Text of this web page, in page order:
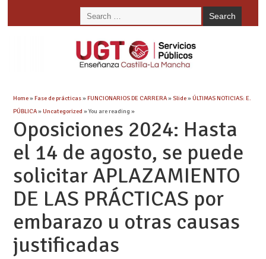
Home»Fase de prácticas»FUNCIONARIOS DE CARRERA»Slide»ÚLTIMAS NOTICIAS: E.
PÚBLICA»Uncategorized » You are reading »
Oposiciones 2024: Hasta
el 14 de agosto, se puede
solicitar APLAZAMIENTO
DE LAS PRÁCTICAS por
embarazo u otras causas
justificadas